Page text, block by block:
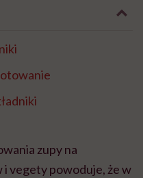
zupy na
i vegety powoduje, że w